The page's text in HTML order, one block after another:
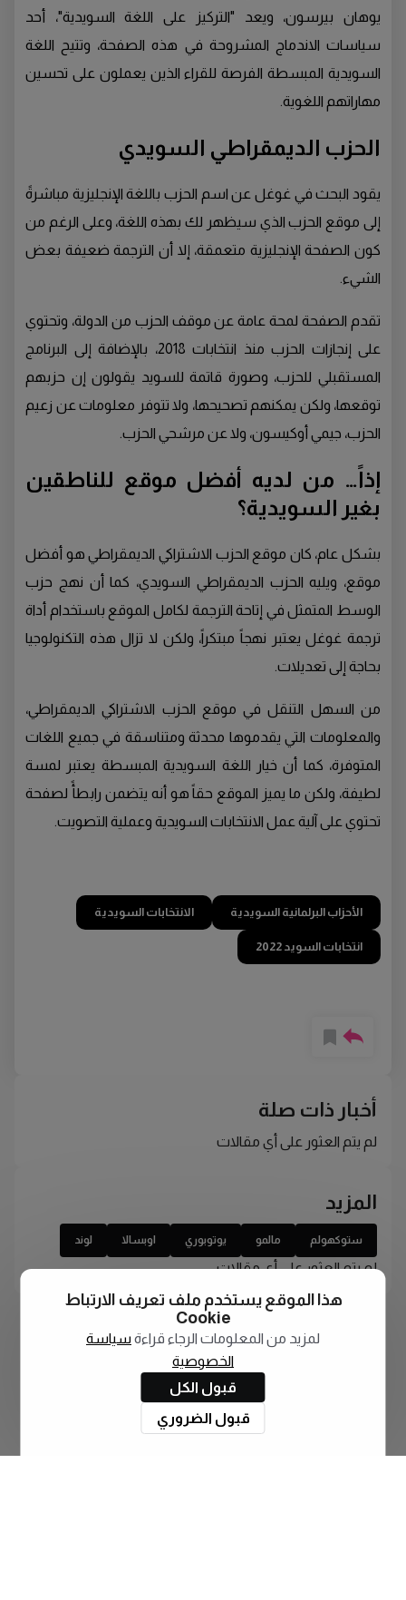
يوهان بيرسون، ويعد "التركيز على اللغة السويدية"، أحد
سياسات الاندماج المشروحة في هذه الصفحة، وتتيح اللغة
السويدية المبسطة الفرصة للقراء الذين يعملون على تحسين
مهاراتهم اللغوية.
الحزب الديمقراطي السويدي
يقود البحث في غوغل عن اسم الحزب باللغة الإنجليزية مباشرةً
إلى موقع الحزب الذي سيظهر لك بهذه اللغة، وعلى الرغم من
كون الصفحة الإنجليزية متعمقة، إلا أن الترجمة ضعيفة بعض
الشيء.
تقدم الصفحة لمحة عامة عن موقف الحزب من الدولة، وتحتوي
على إنجازات الحزب منذ انتخابات 2018، بالإضافة إلى البرنامج
المستقبلي للحزب، وصورة قاتمة للسويد يقولون إن حزبهم
توقعها، ولكن يمكنهم تصحيحها، ولا تتوفر معلومات عن زعيم
الحزب، جيمي أوكيسون، ولا عن مرشحي الحزب.
إذاً… من لديه أفضل موقع للناطقين
بغير السويدية؟
بشكل عام، كان موقع الحزب الاشتراكي الديمقراطي هو أفضل
موقع، ويليه الحزب الديمقراطي السويدي، كما أن نهج حزب
الوسط المتمثل في إتاحة الترجمة لكامل الموقع باستخدام أداة
ترجمة غوغل يعتبر نهجاً مبتكراً، ولكن لا تزال هذه التكنولوجيا
بحاجة إلى تعديلات.
من السهل التنقل في موقع الحزب الاشتراكي الديمقراطي،
والمعلومات التي يقدموها محدثة ومتناسقة في جميع اللغات
المتوفرة، كما أن خيار اللغة السويدية المبسطة يعتبر لمسة
لطيفة، ولكن ما يميز الموقع حقاً هو أنه يتضمن رابطأً لصفحة
تحتوي على آلية عمل الانتخابات السويدية وعملية التصويت.
الأحزاب البرلمانية السويدية الانتخابات السويدية
انتخابات السويد 2022
أخبار ذات صلة
لم يتم العثور على أي مقالات
المزيد
ستوكهولم مالمو يوتوبوري اوبسالا لوند
لم يتم العثور على أي مقالات
هذا الموقع يستخدم ملف تعريف الارتباط
Cookie
لمزيد من المعلومات الرجاء قراءة سياسة
الخصوصية
قبول الكل
قبول الضروري